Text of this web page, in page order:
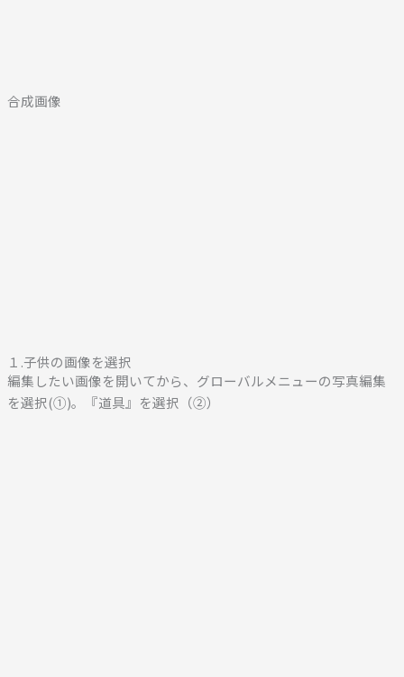
合成画像
１.子供の画像を選択
編集したい画像を開いてから、グローバルメニューの写真編集
を選択(①)。『道具』を選択（②）